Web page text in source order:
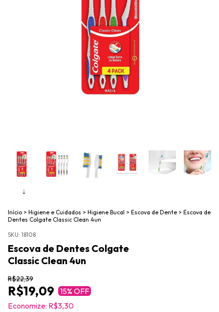
Início > Higiene e Cuidados > Higiene Bucal > Escova de Dente > Escova de
Dentes Colgate Classic Clean 4un
SKU: 18108
Escova de Dentes Colgate
Classic Clean 4un
R$22,39
R$19,09 15% OFF
Economize: R$3,30